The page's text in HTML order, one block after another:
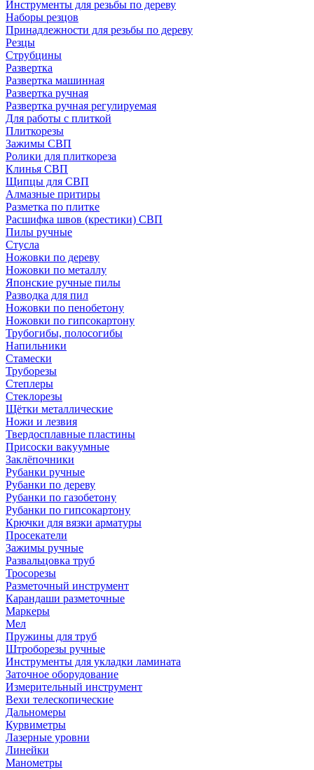
Инструменты для резьбы по дереву
Наборы резцов
Принадлежности для резьбы по дереву
Резцы
Струбцины
Развертка
Развертка машинная
Развертка ручная
Развертка ручная регулируемая
Для работы с плиткой
Плиткорезы
Зажимы СВП
Ролики для плиткореза
Клинья СВП
Щипцы для СВП
Алмазные притиры
Разметка по плитке
Расшифка швов (крестики) СВП
Пилы ручные
Стусла
Ножовки по дереву
Ножовки по металлу
Японские ручные пилы
Разводка для пил
Ножовки по пенобетону
Ножовки по гипсокартону
Трубогибы, полосогибы
Напильники
Стамески
Труборезы
Степлеры
Стеклорезы
Щётки металлические
Ножи и лезвия
Твердосплавные пластины
Присоски вакуумные
Заклёпочники
Рубанки ручные
Рубанки по дереву
Рубанки по газобетону
Рубанки по гипсокартону
Крючки для вязки арматуры
Просекатели
Зажимы ручные
Развальцовка труб
Тросорезы
Разметочный инструмент
Карандаши разметочные
Маркеры
Мел
Пружины для труб
Штроборезы ручные
Инструменты для укладки ламината
Заточное оборудование
Измерительный инструмент
Вехи телескопические
Дальномеры
Курвиметры
Лазерные уровни
Линейки
Манометры